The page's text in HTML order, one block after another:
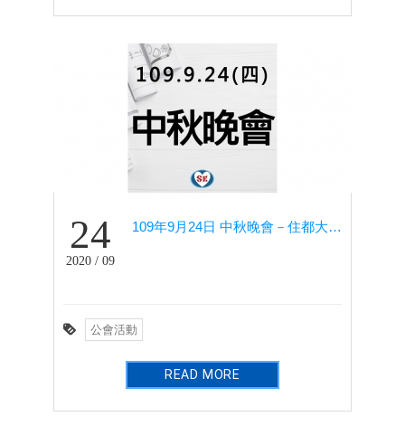
24
2020 / 09
109年9月24日 中秋晚會－住都大飯店
公會活動
READ MORE